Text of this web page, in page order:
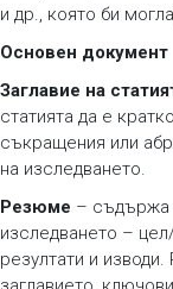
и др., която би
Основен документ
Заглавие на
статията да е
съкращения или
на изследването.
Резюме – съдържа
изследването –
резултати и